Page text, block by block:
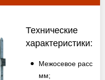
Технические
характеристики:
Межосевое
мм;